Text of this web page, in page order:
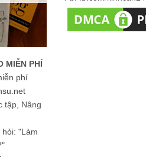
MIỄN PHÍ
phí
tập, Nâng
"Làm